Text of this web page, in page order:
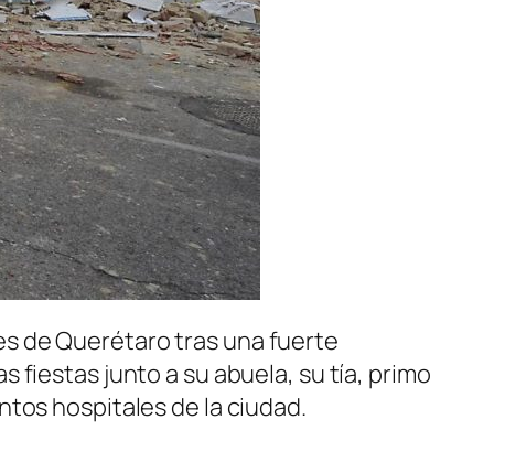
de Querétaro tras una fuerte
fiestas junto a su abuela, su tía, primo
hospitales de la ciudad.